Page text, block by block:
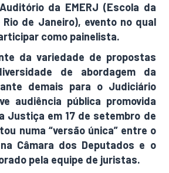
da EMERJ (Escola da
de Janeiro), evento no qual
como painelista.
da variedade de propostas
de abordagem da
demais para o Judiciário
audiência pública promovida
Justiça em 17 de setembro de
numa “versão única” entre o
Câmara dos Deputados e o
pela equipe de juristas.